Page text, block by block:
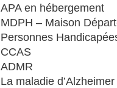
APA en hébergement
MDPH – Maison
Personnes
CCAS
ADMR
La maladie d’Alzheimer